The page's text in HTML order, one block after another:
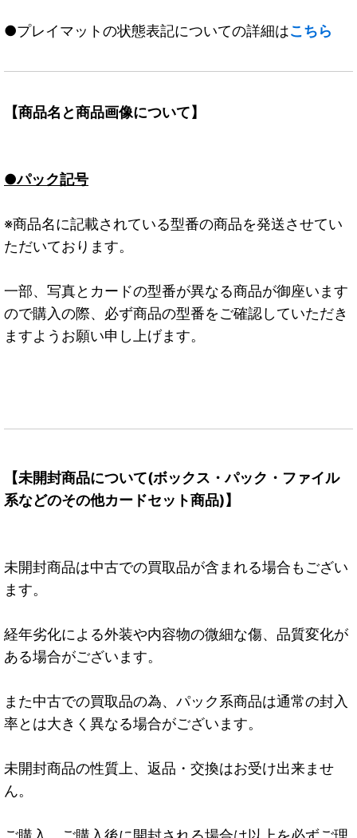
●プレイマットの状態表記についての詳細はこちら
【商品名と商品画像について】
●パック記号
※商品名に記載されている型番の商品を発送させてい
ただいております。
一部、写真とカードの型番が異なる商品が御座います
ので購入の際、必ず商品の型番をご確認していただき
ますようお願い申し上げます。
【未開封商品について(ボックス・パック・ファイル
系などのその他カードセット商品)】
未開封商品は中古での買取品が含まれる場合もござい
ます。
経年劣化による外装や内容物の微細な傷、品質変化が
ある場合がございます。
また中古での買取品の為、パック系商品は通常の封入
率とは大きく異なる場合がございます。
未開封商品の性質上、返品・交換はお受け出来ませ
ん。